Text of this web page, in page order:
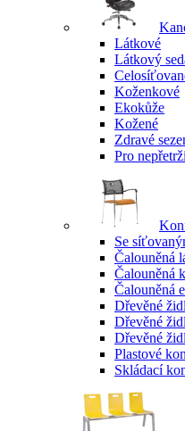
Látkové
Látkový
Koženkové
Ekokůže
Kožené
Zdravé
Pro
Se
Čalouněná
Čalouněná
Čalouněná
Dřevěné
Dřevěné
Dřevěné
Plastové
Skládací